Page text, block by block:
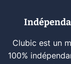
Clubic est un
100%